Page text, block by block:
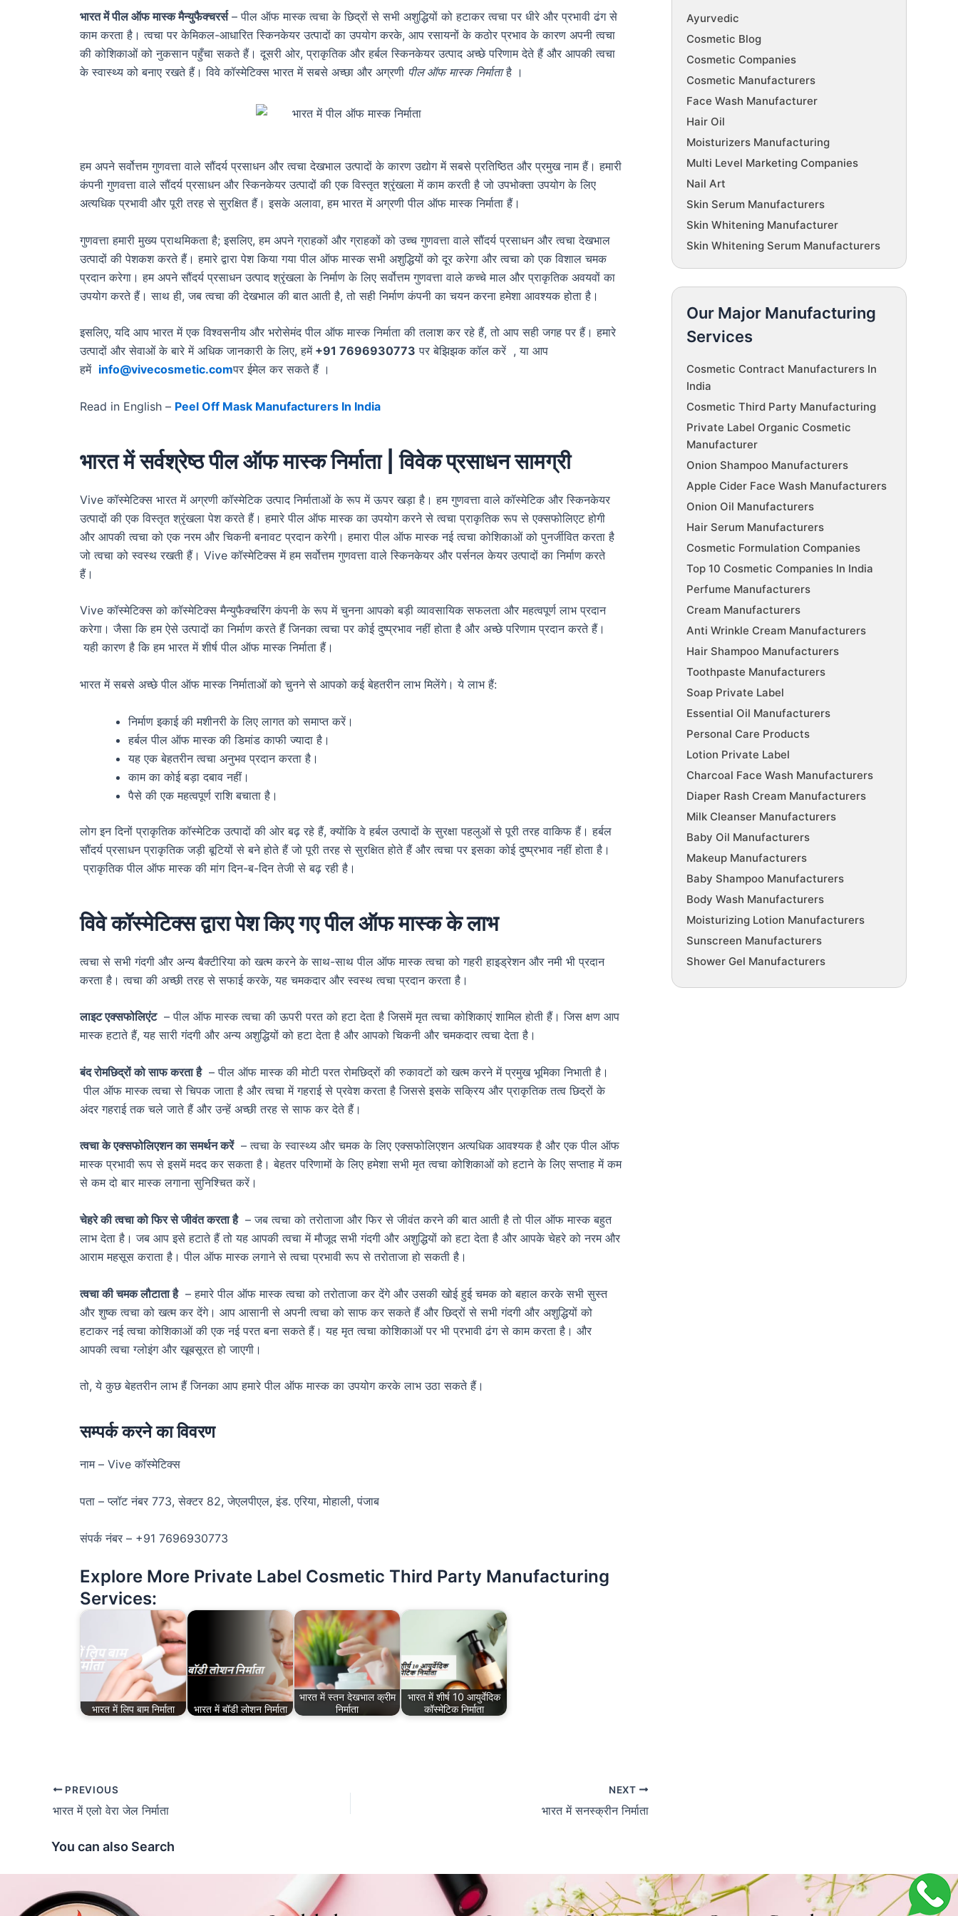
भारत में पील ऑफ मास्क मैन्युफैक्चरर्स– पील ऑफ मास्क त्वचा के छिद्रों से सभी अशुद्धियों को हटाकर त्वचा पर धीरे और प्रभावी ढंग से
काम करता है। त्वचा पर केमिकल-आधारित स्किनकेयर उत्पादों का उपयोग करके, आप रसायनों के कठोर प्रभाव के कारण अपनी त्वचा
की कोशिकाओं को नुकसान पहुँचा सकते हैं। दूसरी ओर, प्राकृतिक और हर्बल स्किनकेयर उत्पाद अच्छे परिणाम देते हैं और आपकी त्वचा
के स्वास्थ्य को बनाए रखते हैं। विवे कॉस्मेटिक्स भारत में सबसे अच्छा और अग्रणी पील ऑफ मास्क निर्माताहै ।
हम अपने सर्वोत्तम गुणवत्ता वाले सौंदर्य प्रसाधन और त्वचा देखभाल उत्पादों के कारण उद्योग में सबसे प्रतिष्ठित और प्रमुख नाम हैं। हमारी
कंपनी गुणवत्ता वाले सौंदर्य प्रसाधन और स्किनकेयर उत्पादों की एक विस्तृत श्रृंखला में काम करती है जो उपभोक्ता उपयोग के लिए
अत्यधिक प्रभावी और पूरी तरह से सुरक्षित हैं। इसके अलावा, हम भारत में अग्रणी पील ऑफ मास्क निर्माता हैं।
गुणवत्ता हमारी मुख्य प्राथमिकता है; इसलिए, हम अपने ग्राहकों और ग्राहकों को उच्च गुणवत्ता वाले सौंदर्य प्रसाधन और त्वचा देखभाल
उत्पादों की पेशकश करते हैं। हमारे द्वारा पेश किया गया पील ऑफ मास्क सभी अशुद्धियों को दूर करेगा और त्वचा को एक विशाल चमक
प्रदान करेगा। हम अपने सौंदर्य प्रसाधन उत्पाद श्रृंखला के निर्माण के लिए सर्वोत्तम गुणवत्ता वाले कच्चे माल और प्राकृतिक अवयवों का
उपयोग करते हैं। साथ ही, जब त्वचा की देखभाल की बात आती है, तो सही निर्माण कंपनी का चयन करना हमेशा आवश्यक होता है।
इसलिए, यदि आप भारत में एक विश्वसनीय और भरोसेमंद पील ऑफ मास्क निर्माता की तलाश कर रहे हैं, तो आप सही जगह पर हैं।हमारे
उत्पादों और सेवाओं के बारे में अधिक जानकारी के लिए, हमें+91 7696930773 पर बेझिझक कॉल करें , या आप
हमें info@vivecosmetic.comपर ईमेल कर सकते हैं ।
Read in English – Peel Off Mask Manufacturers In India
भारत में सर्वश्रेष्ठ पील ऑफ मास्क निर्माता | विवेक प्रसाधन सामग्री
Vive कॉस्मेटिक्स भारत में अग्रणी कॉस्मेटिक उत्पाद निर्माताओं के रूप में ऊपर खड़ा है। हम गुणवत्ता वाले कॉस्मेटिक और स्किनकेयर
उत्पादों की एक विस्तृत श्रृंखला पेश करते हैं। हमारे पील ऑफ मास्क का उपयोग करने से त्वचा प्राकृतिक रूप से एक्सफोलिएट होगी
और आपकी त्वचा को एक नरम और चिकनी बनावट प्रदान करेगी। हमारा पील ऑफ मास्क नई त्वचा कोशिकाओं को पुनर्जीवित करता है
जो त्वचा को स्वस्थ रखती हैं। Vive कॉस्मेटिक्स में हम सर्वोत्तम गुणवत्ता वाले स्किनकेयर और पर्सनल केयर उत्पादों का निर्माण करते
हैं।
Vive कॉस्मेटिक्स को कॉस्मेटिक्स मैन्युफैक्चरिंग कंपनी के रूप में चुनना आपको बड़ी व्यावसायिक सफलता और महत्वपूर्ण लाभ प्रदान
करेगा। जैसा कि हम ऐसे उत्पादों का निर्माण करते हैं जिनका त्वचा पर कोई दुष्प्रभाव नहीं होता है और अच्छे परिणाम प्रदान करते हैं।
यही कारण है कि हम भारत में शीर्ष पील ऑफ मास्क निर्माता हैं।
भारत में सबसे अच्छे पील ऑफ मास्क निर्माताओं को चुनने से आपको कई बेहतरीन लाभ मिलेंगे। ये लाभ हैं:
निर्माण इकाई की मशीनरी के लिए लागत को समाप्त करें।
हर्बल पील ऑफ मास्क की डिमांड काफी ज्यादा है।
यह एक बेहतरीन त्वचा अनुभव प्रदान करता है।
काम का कोई बड़ा दबाव नहीं।
पैसे की एक महत्वपूर्ण राशि बचाता है।
लोग इन दिनों प्राकृतिक कॉस्मेटिक उत्पादों की ओर बढ़ रहे हैं, क्योंकि वे हर्बल उत्पादों के सुरक्षा पहलुओं से पूरी तरह वाकिफ हैं। हर्बल
सौंदर्य प्रसाधन प्राकृतिक जड़ी बूटियों से बने होते हैं जो पूरी तरह से सुरक्षित होते हैं और त्वचा पर इसका कोई दुष्प्रभाव नहीं होता है।
प्राकृतिक पील ऑफ मास्क की मांग दिन-ब-दिन तेजी से बढ़ रही है।
विवे कॉस्मेटिक्स द्वारा पेश किए गए पील ऑफ मास्क के लाभ
त्वचा से सभी गंदगी और अन्य बैक्टीरिया को खत्म करने के साथ-साथ पील ऑफ मास्क त्वचा को गहरी हाइड्रेशन और नमी भी प्रदान
करता है। त्वचा की अच्छी तरह से सफाई करके, यह चमकदार और स्वस्थ त्वचा प्रदान करता है।
लाइट एक्सफोलिएंट– पील ऑफ मास्क त्वचा की ऊपरी परत को हटा देता है जिसमें मृत त्वचा कोशिकाएं शामिल होती हैं। जिस क्षण आप
मास्क हटाते हैं, यह सारी गंदगी और अन्य अशुद्धियों को हटा देता है और आपको चिकनी और चमकदार त्वचा देता है।
बंद रोमछिद्रों को साफ करता है– पील ऑफ मास्क की मोटी परत रोमछिद्रों की रुकावटों को खत्म करने में प्रमुख भूमिका निभाती है।
पील ऑफ मास्क त्वचा से चिपक जाता है और त्वचा में गहराई से प्रवेश करता है जिससे इसके सक्रिय और प्राकृतिक तत्व छिद्रों के
अंदर गहराई तक चले जाते हैं और उन्हें अच्छी तरह से साफ कर देते हैं।
त्वचा के एक्सफोलिएशन का समर्थन करें– त्वचा के स्वास्थ्य और चमक के लिए एक्सफोलिएशन अत्यधिक आवश्यक है और एक पील ऑफ
मास्क प्रभावी रूप से इसमें मदद कर सकता है। बेहतर परिणामों के लिए हमेशा सभी मृत त्वचा कोशिकाओं को हटाने के लिए सप्ताह में कम
से कम दो बार मास्क लगाना सुनिश्चित करें।
चेहरे की त्वचा को फिर से जीवंत करता है– जब त्वचा को तरोताजा और फिर से जीवंत करने की बात आती है तो पील ऑफ मास्क बहुत
लाभ देता है। जब आप इसे हटाते हैं तो यह आपकी त्वचा में मौजूद सभी गंदगी और अशुद्धियों को हटा देता है और आपके चेहरे को नरम और
आराम महसूस कराता है। पील ऑफ मास्क लगाने से त्वचा प्रभावी रूप से तरोताजा हो सकती है।
त्वचा की चमक लौटाता है– हमारे पील ऑफ मास्क त्वचा को तरोताजा कर देंगे और उसकी खोई हुई चमक को बहाल करके सभी सुस्त
और शुष्क त्वचा को खत्म कर देंगे। आप आसानी से अपनी त्वचा को साफ कर सकते हैं और छिद्रों से सभी गंदगी और अशुद्धियों को
हटाकर नई त्वचा कोशिकाओं की एक नई परत बना सकते हैं। यह मृत त्वचा कोशिकाओं पर भी प्रभावी ढंग से काम करता है। और
आपकी त्वचा ग्लोइंग और खूबसूरत हो जाएगी।
तो, ये कुछ बेहतरीन लाभ हैं जिनका आप हमारे पील ऑफ मास्क का उपयोग करके लाभ उठा सकते हैं।
सम्पर्क करने का विवरण
नाम – Vive कॉस्मेटिक्स
पता – प्लॉट नंबर 773, सेक्टर 82, जेएलपीएल, इंड. एरिया, मोहाली, पंजाब
संपर्क नंबर – +91 7696930773
Explore More Private Label Cosmetic Third Party Manufacturing
Services:
भारत में लिप बाम निर्माता भारत में बॉडी लोशन निर्माता
भारत में स्तन देखभाल क्रीम
निर्माता
भारत में शीर्ष 10 आयुर्वेदिक
कॉस्मेटिक निर्माता
PREVIOUS
भारत में एलो वेरा जेल निर्माता
NEXT
भारत में सनस्क्रीन निर्माता
You can also Search
Ayurvedic
Cosmetic Blog
Cosmetic Companies
Cosmetic Manufacturers
Face Wash Manufacturer
Hair Oil
Moisturizers Manufacturing
Multi Level Marketing Companies
Nail Art
Skin Serum Manufacturers
Skin Whitening Manufacturer
Skin Whitening Serum Manufacturers
Our Major Manufacturing
Services
Cosmetic Contract Manufacturers In
India
Cosmetic Third Party Manufacturing
Private Label Organic Cosmetic
Manufacturer
Onion Shampoo Manufacturers
Apple Cider Face Wash Manufacturers
Onion Oil Manufacturers
Hair Serum Manufacturers
Cosmetic Formulation Companies
Top 10 Cosmetic Companies In India
Perfume Manufacturers
Cream Manufacturers
Anti Wrinkle Cream Manufacturers
Hair Shampoo Manufacturers
Toothpaste Manufacturers
Soap Private Label
Essential Oil Manufacturers
Personal Care Products
Lotion Private Label
Charcoal Face Wash Manufacturers
Diaper Rash Cream Manufacturers
Milk Cleanser Manufacturers
Baby Oil Manufacturers
Makeup Manufacturers
Baby Shampoo Manufacturers
Body Wash Manufacturers
Moisturizing Lotion Manufacturers
Sunscreen Manufacturers
Shower Gel Manufacturers